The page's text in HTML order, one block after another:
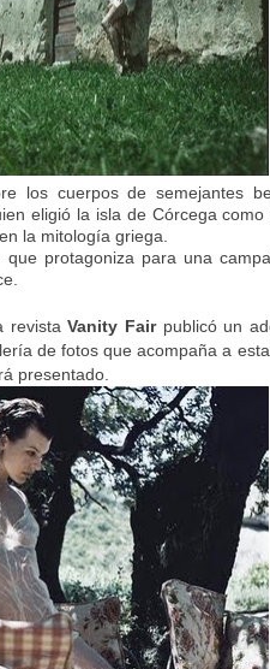
los cuerpos de semejantes
eligió la isla de Córcega
la mitología griega.
protagoniza para una
revistaVanity Fairpublicó un
de fotos que acompaña a
presentado.